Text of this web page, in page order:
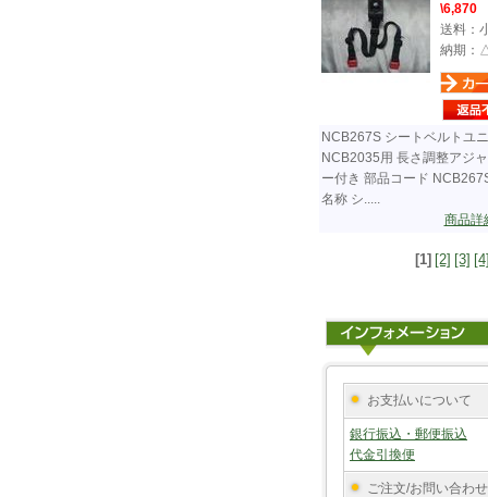
\6,870
送料：
納期：
NCB267S シートベルトユ
NCB2035用 長さ調整アジ
ー付き 部品コード
名称 シ.....
商品
[1] [2] [3]
お支払いについて
銀行振込・郵便振込
代金引換便
ご注文/お問い合わせ